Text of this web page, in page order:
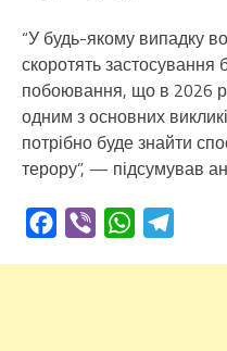
“У будь-якому випадку
скоротять застосування
побоювання, що в 2026
одним з основних
потрібно буде знайти
терору”, — підсумував
Facebook
Viber WhatsApp